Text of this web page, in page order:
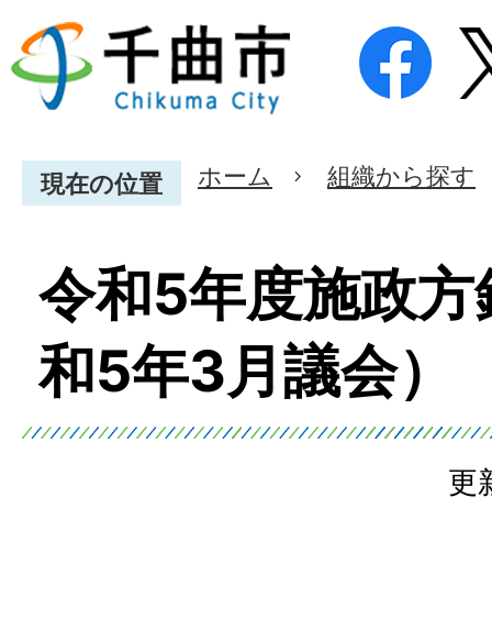
現在の位置 ホーム 組織から探す
令和5年度施政
和5年3月議会）
更